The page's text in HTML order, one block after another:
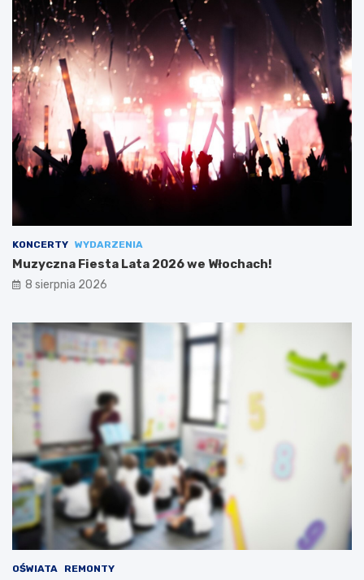
KONCERTY WYDARZENIA
Muzyczna Fiesta Lata 2026 we Włochach!
8 sierpnia 2026
OŚWIATA REMONTY